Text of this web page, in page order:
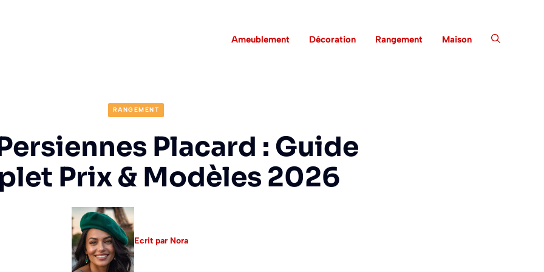
Ameublement Décoration Rangement Maison
RANGEMENT
Placard : Guide
Prix & Modèles 2026
Ecrit par Nora